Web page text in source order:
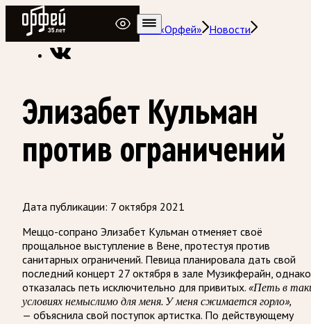
Радио Орфей
Радио классической музыки «Орфей» Новости
Элизабет Кульман
против ограничений
Дата публикации: 7 октября 2021
Меццо-сопрано Элизабет Кульман отменяет своё
прощальное выступление в Вене, протестуя против
санитарных ограничений. Певица планировала дать свой
последний концерт 27 октября в зале Музикферайн, однако
отказалась петь исключительно для привитых. «Петь в
условиях немыслимо для меня. У меня сжимается горло»,
— объяснила свой поступок артистка. По действующему